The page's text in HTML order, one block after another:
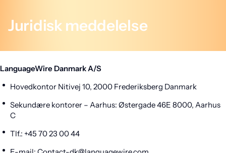
Juridisk meddelelse
LanguageWire Danmark A/S
Hovedkontor Nitivej 10, 2000 Frederiksberg Danmark
Sekundære kontorer – Aarhus: Østergade 46E 8000, Aarhus
C
Tlf.: +45 70 23 00 44